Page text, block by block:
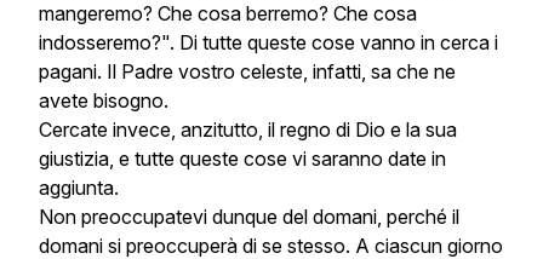
mangeremo? Che cosa berremo? Che cosa
indosseremo?". Di tutte queste cose vanno in cerca i
pagani. Il Padre vostro celeste, infatti, sa che ne
avete bisogno.
Cercate invece, anzitutto, il regno di Dio e la sua
giustizia, e tutte queste cose vi saranno date in
aggiunta.
Non preoccupatevi dunque del domani, perché il
domani si preoccuperà di se stesso. A ciascun giorno